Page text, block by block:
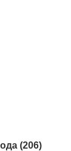
(206)